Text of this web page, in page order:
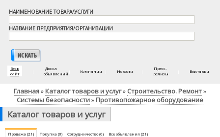
НАИМЕНОВАНИЕ ТОВАРА/УСЛУГИ
НАЗВАНИЕ ПРЕДПРИЯТИЯ/ОРГАНИЗАЦИИ
Весь
сайт
Доска
объявлений
Компании Новости
Пресс-
релизы
Выставки
Главная» Каталог товаров и услуг» Строительство. Ремонт»
Системы безопасности» Противопожарное оборудование
Каталог товаров и услуг
Продажа (21) Покупка (0) Сотрудничество (0) Все объявления (21)